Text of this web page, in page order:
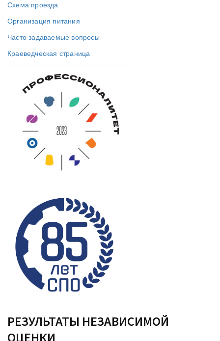
Схема проезда
Организация питания
Часто задаваемые вопросы
Краеведческая страница
РЕЗУЛЬТАТЫ НЕЗАВИСИМОЙ
ОЦЕНКИ